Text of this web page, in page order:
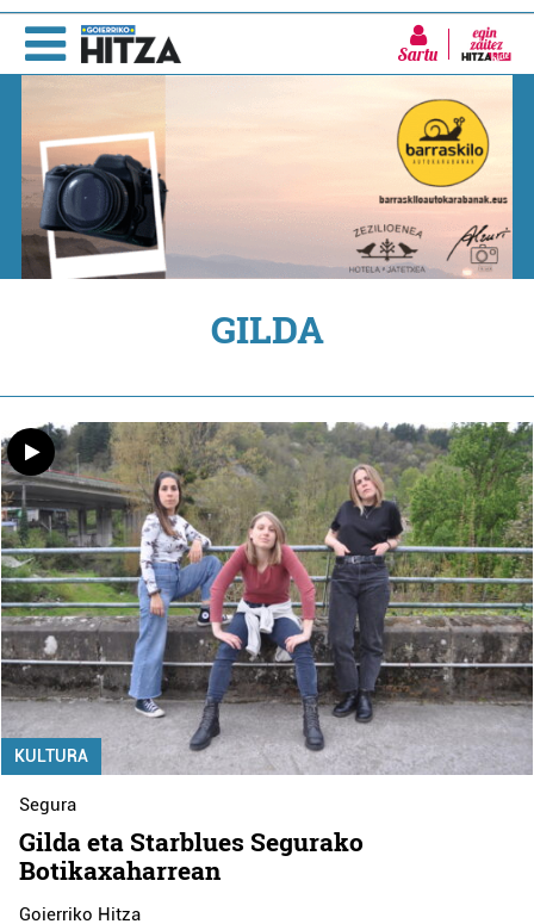
Sartu
GILDA
KULTURA
Segura
Gilda eta Starblues Segurako
Botikaxaharrean
Goierriko Hitza